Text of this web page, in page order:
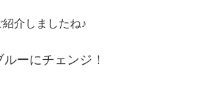
介しましたね♪
ーにチェンジ！